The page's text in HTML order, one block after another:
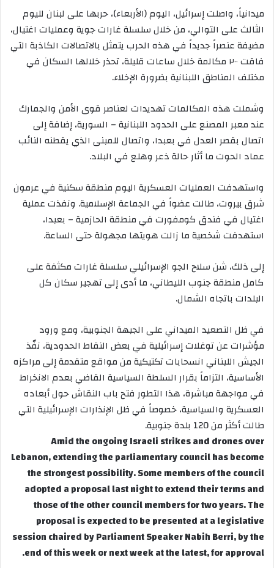
ميدانياً، واصلت إسرائيل، اليوم (الأربعاء)، حربها على لبنان لليوم
الثالث على التوالي، من خلال سلسلة غارات جوية وعمليات اغتيال،
مضيفة عنصراً جديداً في هذه الحرب يتمثل بالاتصالات الكاذبة التي
فاقت ٢٠٠ مكالمة خلال ساعات قليلة، تحذر خلالها السكان في
مختلف المناطق اللبنانية بضرورة الإخلاء.
وشملت هذه المكالمات تهديدات لعناصر قوى الأمن والجمارك
عند معبر المصنع على الحدود اللبنانية – السورية، إضافة إلى
اتصال بقصر العدل في بعبدا، واتصال للمبنى الذي يقطنه النائب
عماد الحوت ما أثار حالة ذعر وهلع في البلاد.
واستهدفت العمليات العسكرية اليوم منطقة سكنية في عرمون
شرق بيروت، طالت عضواً في الجماعة الإسلامية. ونفذت عملية
اغتيال في فندق كومفورت في منطقة الحازمية – بعبدا،
استهدفت شخصية ما زالت هويتها مجهولة حتى الساعة.
إلى ذلك، شن سلاح الجو الإسرائيلي سلسلة غارات مكثفة على
كامل منطقة جنوب الليطاني، ما أدى إلى تهجير سكان كل
البلدات باتجاه الشمال.
في ظل التصعيد الميداني على الجبهة الجنوبية، ومع ورود
مؤشرات عن توغلات إسرائيلية في بعض النقاط الحدودية، نفّذ
الجيش اللبناني انسحابات تكتيكية من مواقع متقدمة إلى مراكزه
الأساسية، التزاماً بقرار السلطة السياسية القاضي بعدم الانخراط
في مواجهة مباشرة، هذا التطور فتح باب النقاش حول أبعاده
العسكرية والسياسية، خصوصاً في ظل الإنذارات الإسرائيلية التي
طالت أكثر من 120 بلدة جنوبية.
Amid the ongoing Israeli strikes and drones over
Lebanon, extending the parliamentary council has become
the strongest possibility. Some members of the council
adopted a proposal last night to extend their terms and
those of the other council members for two years. The
proposal is expected to be presented at a legislative
session chaired by Parliament Speaker Nabih Berri, by the
end of this week or next week at the latest, for approval.